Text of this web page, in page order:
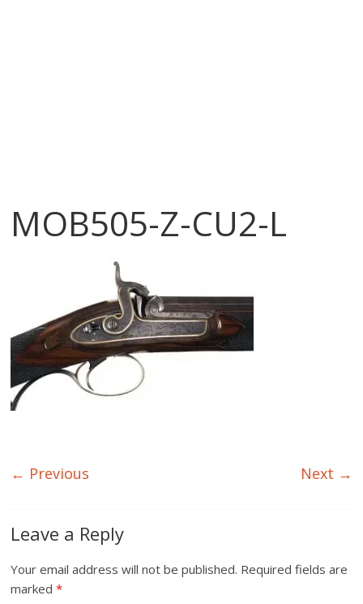
MOB505-Z-CU2-L
← Previous Next →
Leave a Reply
Your email address will not be published. Required fields are
marked*